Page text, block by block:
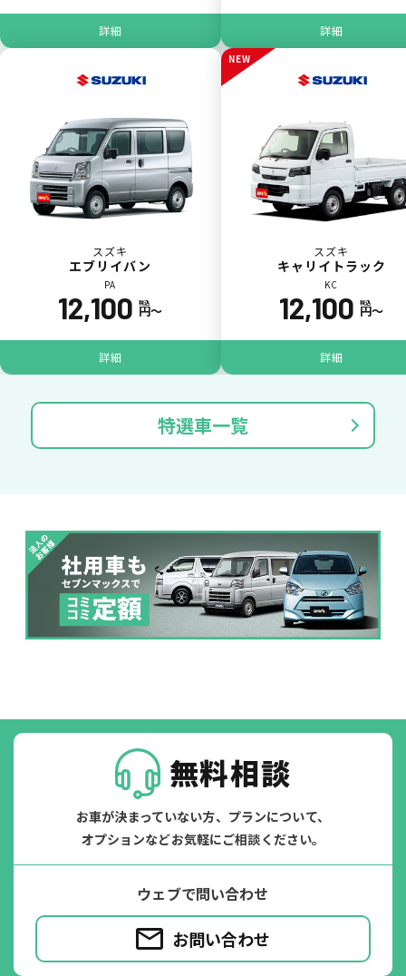
パンク ガラス破損
落書き
いたずら
バンパー
※たすカッターをご利用頂く場合、免責金額が１回あたり5,000円
掛かります。
たすカッター３詳細
詳細 詳細
スズキ
エブリイバン
PA
12,100 税込
円〜
詳細
NEW
スズキ
キャリイトラック
KC
12,100 税込
円〜
詳細
特選車一覧
無料相談
お車が決まっていない方、プランについて、
オプションなどお気軽にご相談ください。
ウェブで問い合わせ
お問い合わせ